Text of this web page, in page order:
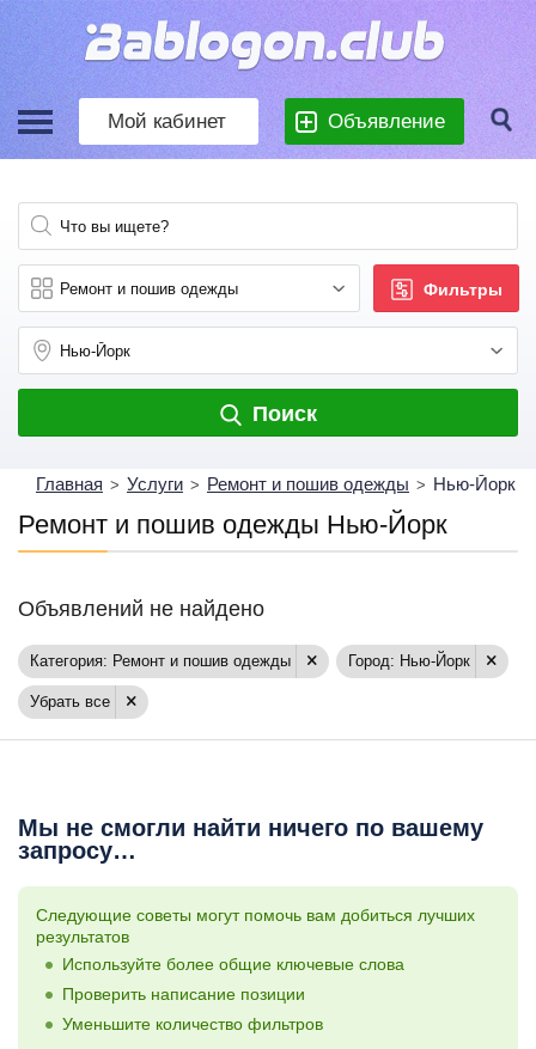
Мой кабинет Объявление
Главная > Услуги > Ремонт и пошив одежды > Нью-Йорк
Фильтры
Поиск
Ремонт и пошив одежды Нью-Йорк
Объявлений не найдено
Категория: Ремонт и пошив одежды Город: Нью-Йорк
Убрать все
Мы не смогли найти ничего по вашему
запросу…
Следующие советы могут помочь вам добиться лучших
результатов
Используйте более общие ключевые слова
Проверить написание позиции
Уменьшите количество фильтров